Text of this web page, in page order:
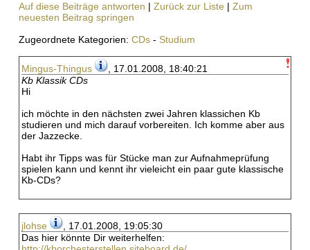
Auf diese Beiträge antworten | Zurück zur Liste | Zum
neuesten Beitrag springen
Zugeordnete Kategorien: CDs - Studium
Mingus-Thingus
, 17.01.2008, 18:40:21
Kb Klassik CDs
Hi
ich möchte in den nächsten zwei Jahren klassichen Kb
studieren und mich darauf vorbereiten. Ich komme aber aus
der Jazzecke.
Habt ihr Tipps was für Stücke man zur Aufnahmeprüfung
spielen kann und kennt ihr vieleicht ein paar gute klassische
Kb-CDs?
jlohse
, 17.01.2008, 19:05:30
Das hier könnte Dir weiterhelfen: